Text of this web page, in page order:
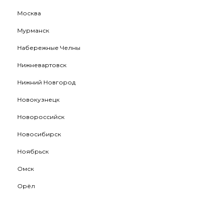
Москва
Мурманск
Набережные Челны
Нижневартовск
Нижний Новгород
Новокузнецк
Новороссийск
Новосибирск
Ноябрьск
Омск
Орёл